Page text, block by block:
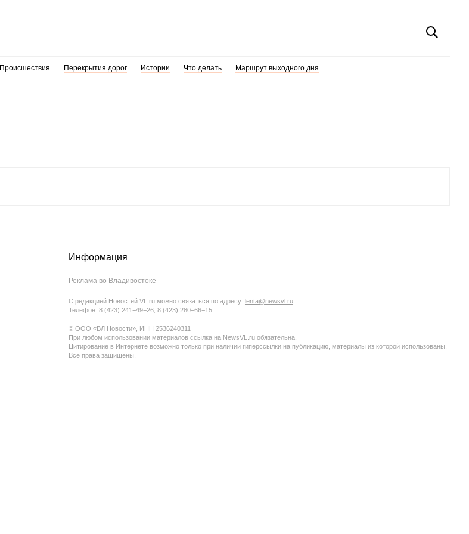
Происшествия Перекрытия дорог Истории Что делать Маршрут выходного дня
Информация
Реклама во Владивостоке
С редакцией Новостей VL.ru можно связаться по адресу: lenta@newsvl.ru
Телефон: 8 (423) 241−49−26, 8 (423) 280−66−15
© ООО «ВЛ Новости», ИНН 2536240311
При любом использовании материалов ссылка на NewsVL.ru обязательна.
Цитирование в Интернете возможно только при наличии гиперссылки на публикацию, материалы из которой использованы.
Все права защищены.